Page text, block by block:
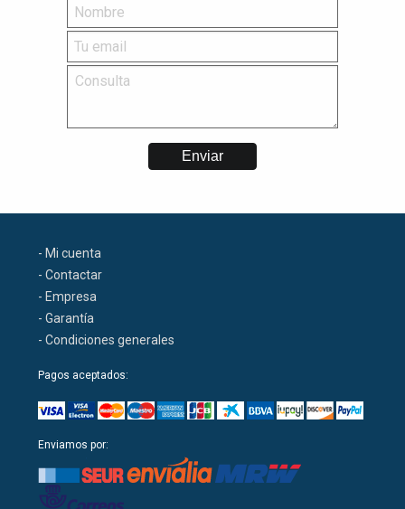
- Mi cuenta
- Contactar
- Empresa
- Garantía
- Condiciones generales
Pagos aceptados:
Enviamos por: